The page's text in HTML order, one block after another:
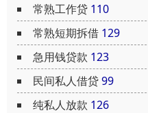
常熟工作贷 110
常熟短期拆借 129
急用钱贷款 123
民间私人借贷99
纯私人放款 126